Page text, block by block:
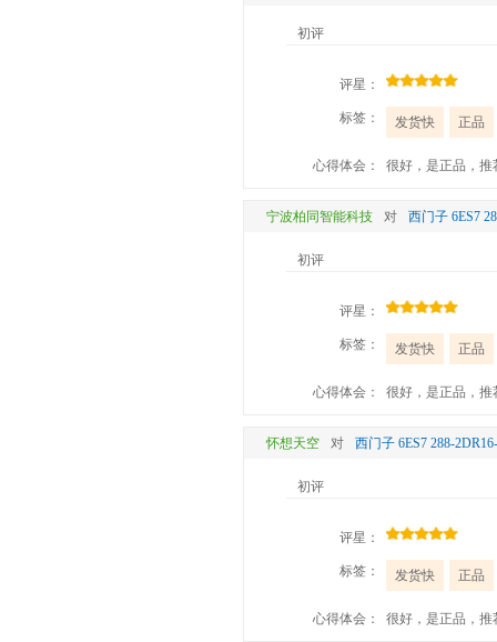
初评
评星：
标签： 发货快 正品
心得体会： 很好，是正品，推
宁波柏同智能科技 对 西门子 6ES7
初评
评星：
标签： 发货快 正品
心得体会： 很好，是正品，推
怀想天空 对 西门子 6ES7 288-
初评
评星：
标签： 发货快 正品
心得体会： 很好，是正品，推